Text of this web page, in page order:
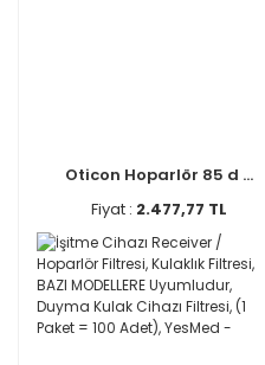
Oticon Hoparlör 85 d ...
Fiyat : 2.477,77 TL